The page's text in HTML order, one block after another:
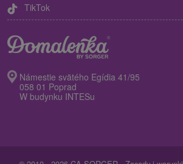
TikTok
Námestie svätého Egídia 41/95
058 01 Poprad
W budynku INTESu